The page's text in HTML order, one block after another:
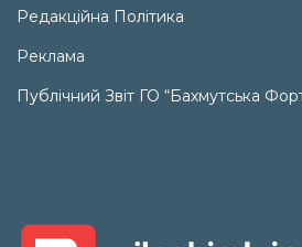
Редакційна Політика
Реклама
Публічний Звіт ГО “Бахмутська